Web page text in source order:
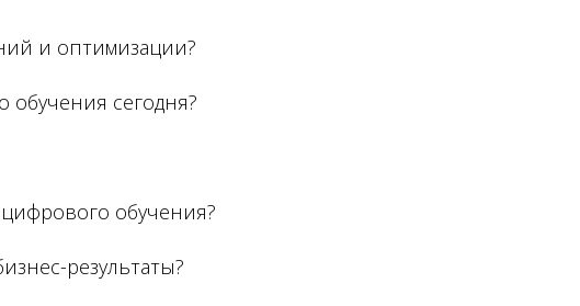
и оптимизации?
сегодня?
обучения?
результаты?